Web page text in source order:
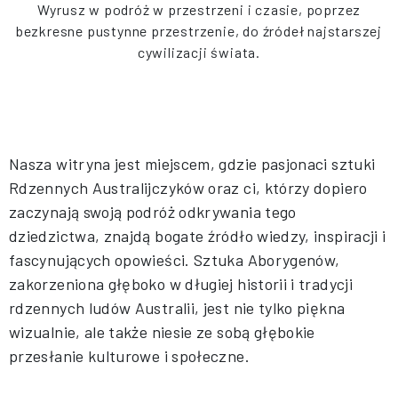
Wyrusz w podróż w przestrzeni i czasie, poprzez
bezkresne pustynne przestrzenie, do źródeł najstarszej
cywilizacji świata.
Nasza witryna jest miejscem, gdzie pasjonaci sztuki
Rdzennych Australijczyków oraz ci, którzy dopiero
zaczynają swoją podróż odkrywania tego
dziedzictwa, znajdą bogate źródło wiedzy, inspiracji i
fascynujących opowieści. Sztuka Aborygenów,
zakorzeniona głęboko w długiej historii i tradycji
rdzennych ludów Australii, jest nie tylko piękna
wizualnie, ale także niesie ze sobą głębokie
przesłanie kulturowe i społeczne.